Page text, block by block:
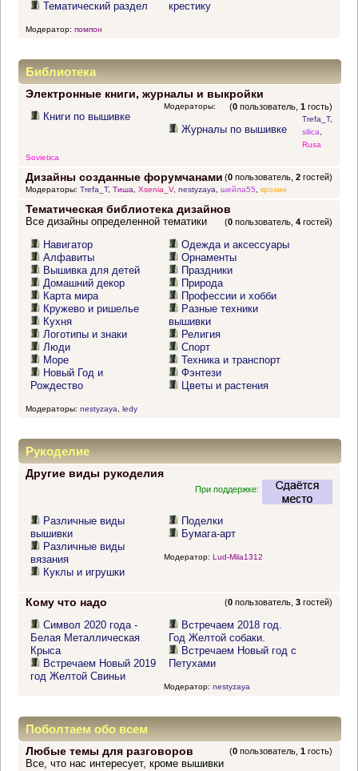
Тематический раздел крестику
Модератор: помпон
Библиотека
Электронные книги, журналы и выкройки
(0 пользователь,1 гость)
Книги по вышивке
Журналы по вышивке
Модераторы:
Trefa_T,
silica,
Rusa
Sovietica
Дизайны созданные форумчанами (0 пользователь,2 гостей)
Модераторы: Trefa_T, Тиша, Xsenia_V, nestyzaya, шейла55, крохин
Тематическая библиотека дизайнов
(0 пользователь,4 гостей)
Все дизайны определенной тематики
Навигатор
Алфавиты
Вышивка для детей
Домашний декор
Карта мира
Кружево и ришелье
Кухня
Логотипы и знаки
Люди
Море
Новый Год и
Рождество
Одежда и аксессуары
Орнаменты
Праздники
Природа
Профессии и хобби
Разные техники
вышивки
Религия
Спорт
Техника и транспорт
Фэнтези
Цветы и растения
Модераторы: nestyzaya ledy
Рукоделие
Другие виды рукоделия
При поддержке:
Различные виды
вышивки
Различные виды
вязания
Куклы и игрушки
Поделки
Бумага-арт
Модератор: Lud-Mila1312
Кому что надо (0 пользователь,3 гостей)
Символ 2020 года -
Белая Металлическая
Крыса
Встречаем Новый 2019
год Желтой Свиньи
Встречаем 2018 год.
Год Желтой собаки.
Встречаем Новый год с
Петухами
Модератор: nestyzaya
Поболтаем обо всем
Любые темы для разговоров (0 пользователь,1 гость)
Все, что нас интересует, кроме вышивки